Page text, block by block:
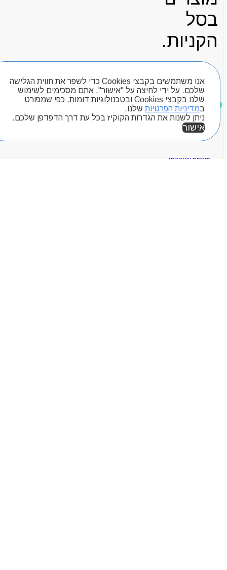
אנו משתמשים בקבצי Cookies כדי לשפר את חווית הגלישה
שלכם. על ידי לחיצה על "אישור", אתם מסכימים לשימוש
שלנו בקבצי Cookies ובטכנולוגיות דומות, כפי שמפורט
במדיניות הפרטיות שלנו.
ניתן לשנות את הגדרות הקוקיז בכל עת דרך הדפדפן שלכם.
אישור
בסל
הקניות.
עגלת קניות
חיפוש מוצרים
מוצרים שאהבתי